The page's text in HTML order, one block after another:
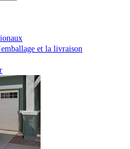
et la livraison